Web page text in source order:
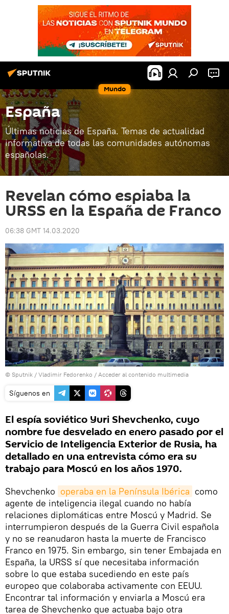
Mundo
España
Últimas noticias de España. Temas de actualidad
informativa de todas las comunidades autónomas
españolas.
Revelan cómo espiaba la
URSS en la España de Franco
06:38 GMT 14.03.2020
© Sputnik / Vladimir Fedorenko / Acceder al contenido multimedia
Síguenos en
El espía soviético Yuri Shevchenko, cuyo
nombre fue desvelado en enero pasado por el
Servicio de Inteligencia Exterior de Rusia, ha
detallado en una entrevista cómo era su
trabajo para Moscú en los años 1970.
Shevchenko operaba en la Península Ibérica como
agente de inteligencia ilegal cuando no había
relaciones diplomáticas entre Moscú y Madrid. Se
interrumpieron después de la Guerra Civil española
y no se reanudaron hasta la muerte de Francisco
Franco en 1975. Sin embargo, sin tener Embajada en
España, la URSS sí que necesitaba información
sobre lo que estaba sucediendo en este país
europeo que colaboraba activamente con EEUU.
Encontrar tal información y enviarla a Moscú era
tarea de Shevchenko que actuaba bajo otra